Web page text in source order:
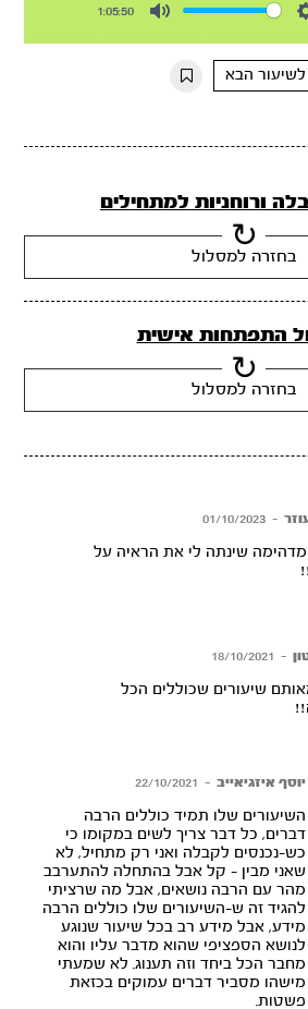
1:05:50
לשיעור הבא
ורוחניות למתחילים
בחזרה למסלול
התפתחות אישית
בחזרה למסלול
–
01/10/2023
שינתה לי את הראיה על
–
18/10/2021
שיעורים שכוללים הכל
יוסף איזגיאייב –
22/10/2021
השיעורים שלו תמיד כוללים הרבה
דברים, כל דבר צריך לשים במקומו כי
כש-נכנסים לקבלה ואני רק מתחיל, לא
שאני מבין – קל אבל בהתחלה להתערבב
מהר עם הרבה נושאים, אבל מה שרציתי
להגיד זה ש-השיעורים שלו כוללים הרבה
מידע, אבל מידע רב בכל שיעור שנוגע
לנושא הספציפי שהוא מדבר עליו והוא
מחבר הכל ביחד וזה תענוג. לא שמעתי
מישהו מסביר דברים עמוקים בכזאת
פשטות.